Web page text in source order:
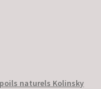
poils naturels Kolinsky